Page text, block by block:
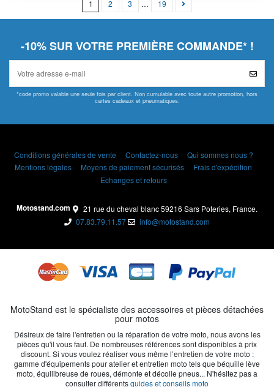
1 2 3 … 19
-10% SUR VOTRE PREMIÈRE COMMANDE* !
*code promo valable une seule fois par client. Non cumulable avec toute autre promotion, hors
cartes cadeaux et pneumatiques.
Conditions générales de vente Contactez-nous
Qui sommes nous ?
Mentions légales
Moyens de paiement sécurisés
Frais d'expédition
Echanges et retours
Motostand.com
21 rue du cheval blanc 59216 Sars Poteries, France.
07.83.79.11.57
info@motostand.com
MotoStand est le spécialiste des accessoires et pièces détachées
pour motos
Désireux de faire l'entretien ou la réparation de votre moto, nous avons les
pièces qu'il vous faut. De nombreuses références sont disponibles à prix
discount. Si vous voulez réaliser vous même l’entretien de votre moto :
gamme d'équipements pour atelier et entretien moto tels que béquille lève
moto, équilibreuse de roues, démonte et décolle pneus... N'hésitez pas a
consulter différentsguides et conseils moto